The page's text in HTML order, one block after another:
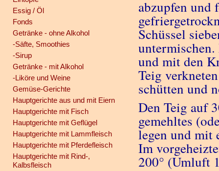
Essig / Öl
Fonds
Getränke - ohne Alkohol
-Säfte, Smoothies
-Sirup
Getränke - mit Alkohol
-Liköre und Weine
Gemüse-Gerichte
Hauptgerichte aus und mit Eiern
Hauptgerichte mit Fisch
Hauptgerichte mit Geflügel
Hauptgerichte mit Lammfleisch
Hauptgerichte mit Pferdefleisch
Hauptgerichte mit Rind-,
Kalbsfleisch
abzupfen und
Schüssel
und mit den
Teig
schütten und
Den Teig auf
gemehltes
legen und mit
Im
200° (Umluft